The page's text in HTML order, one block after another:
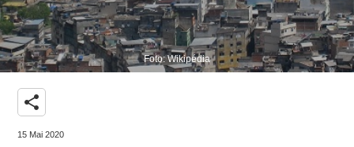
Foto: Wikipédia
share
15 Mai 2020